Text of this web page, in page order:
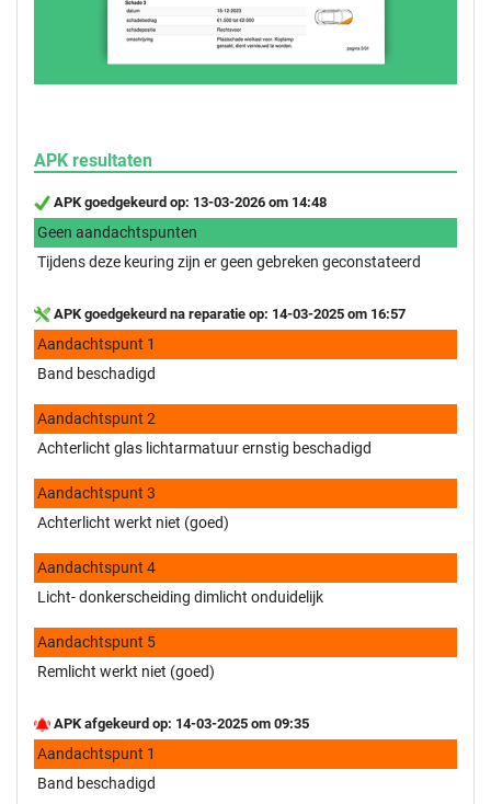
APK resultaten
APK goedgekeurd op: 13-03-2026 om 14:48
Geen aandachtspunten
Tijdens deze keuring zijn er geen gebreken geconstateerd
APK goedgekeurd na reparatie op: 14-03-2025 om 16:57
Aandachtspunt 1
Band beschadigd
Aandachtspunt 2
Achterlicht glas lichtarmatuur ernstig beschadigd
Aandachtspunt 3
Achterlicht werkt niet (goed)
Aandachtspunt 4
Licht- donkerscheiding dimlicht onduidelijk
Aandachtspunt 5
Remlicht werkt niet (goed)
APK afgekeurd op: 14-03-2025 om 09:35
Aandachtspunt 1
Band beschadigd